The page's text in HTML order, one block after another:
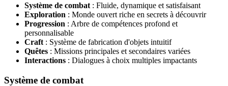
Système de combat : Fluide, dynamique et satisfaisant
Exploration : Monde ouvert riche en secrets à découvrir
Progression : Arbre de compétences profond et
personnalisable
Craft : Système de fabrication d'objets intuitif
Quêtes : Missions principales et secondaires variées
Interactions : Dialogues à choix multiples impactants
Système de combat